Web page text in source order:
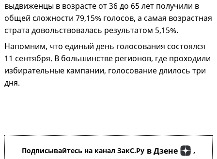
выдвиженцы в возрасте от 36 до 65 лет получили в
общей сложности 79,15% голосов, а самая возрастная
страта довольствовалась результатом 5,15%.
Напомним, что единый день голосования состоялся
11 сентября. В большинстве регионов, где проходили
избирательные кампании, голосование длилось три
дня.
Подписывайтесь на канал ЗакС.Ру в Дзене ,